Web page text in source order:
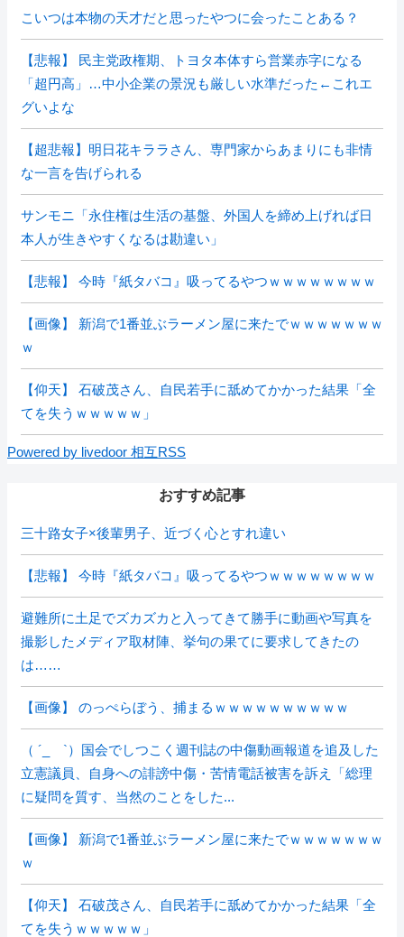
こいつは本物の天才だと思ったやつに会ったことある？
【悲報】 民主党政権期、トヨタ本体すら営業赤字になる
「超円高」…中小企業の景況も厳しい水準だった←これエ
グいよな
【超悲報】明日花キララさん、専門家からあまりにも非情
な一言を告げられる
サンモニ「永住権は生活の基盤、外国人を締め上げれば日
本人が生きやすくなるは勘違い」
【悲報】 今時『紙タバコ』吸ってるやつｗｗｗｗｗｗｗｗ
【画像】 新潟で1番並ぶラーメン屋に来たでｗｗｗｗｗｗｗ
ｗ
【仰天】 石破茂さん、自民若手に舐めてかかった結果「全
てを失うｗｗｗｗｗ」
Powered by livedoor 相互RSS
おすすめ記事
三十路女子×後輩男子、近づく心とすれ違い
【悲報】 今時『紙タバコ』吸ってるやつｗｗｗｗｗｗｗｗ
避難所に土足でズカズカと入ってきて勝手に動画や写真を
撮影したメディア取材陣、挙句の果てに要求してきたの
は……
【画像】 のっぺらぼう、捕まるｗｗｗｗｗｗｗｗｗｗ
（ ´_ゝ`）国会でしつこく週刊誌の中傷動画報道を追及した
立憲議員、自身への誹謗中傷・苦情電話被害を訴え「総理
に疑問を質す、当然のことをした...
【画像】 新潟で1番並ぶラーメン屋に来たでｗｗｗｗｗｗｗ
ｗ
【仰天】 石破茂さん、自民若手に舐めてかかった結果「全
てを失うｗｗｗｗｗ」